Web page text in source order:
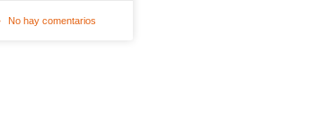
No hay comentarios